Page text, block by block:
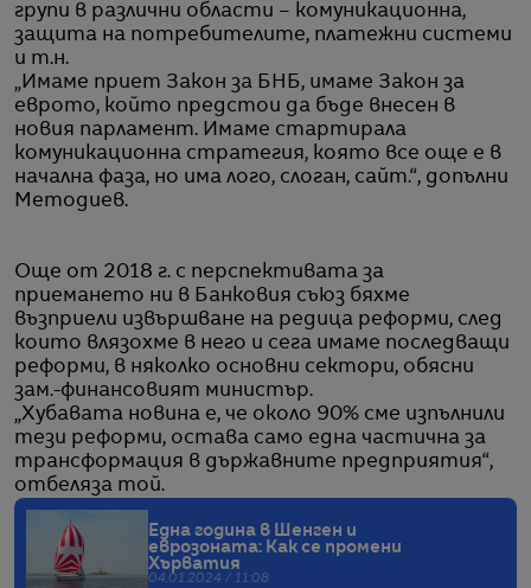
групи в различни области – комуникационна,
защита на потребителите, платежни системи
и т.н.
„Имаме приет Закон за БНБ, имаме Закон за
еврото, който предстои да бъде внесен в
новия парламент. Имаме стартирала
комуникационна стратегия, която все още е в
начална фаза, но има лого, слоган, сайт.“, допълни
Методиев.
Още от 2018 г. с перспективата за
приемането ни в Банковия съюз бяхме
възприели извършване на редица реформи, след
които влязохме в него и сега имаме последващи
реформи, в няколко основни сектори, обясни
зам.-финансовият министър.
„Хубавата новина е, че около 90% сме изпълнили
тези реформи, остава само една частична за
трансформация в държавните предприятия“,
отбеляза той.
Една година в Шенген и
еврозоната: Как се промени
Хърватия
04.01.2024 / 11:08